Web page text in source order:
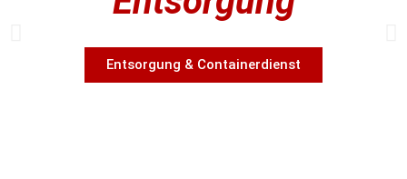
Entsorgung & Containerdienst